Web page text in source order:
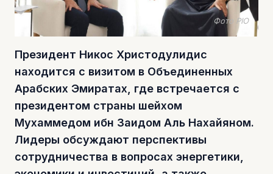
Фото PIO
Президент Никос Христодулидис
находится с визитом в Объединенных
Арабских Эмиратах, где встречается с
президентом страны шейхом
Мухаммедом ибн Заидом Аль Нахайяном.
Лидеры обсуждают перспективы
сотрудничества в вопросах энергетики,